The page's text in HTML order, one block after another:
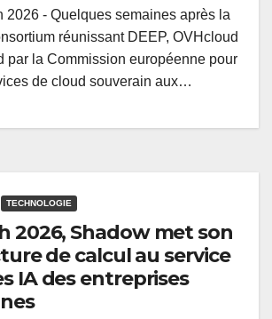
2026 - Quelques semaines après la
réunissant DEEP, OVHcloud
par la Commission européenne pour
de cloud souverain aux…
TECHNOLOGIE
2026, Shadow met son
de calcul au service
IA des entreprises